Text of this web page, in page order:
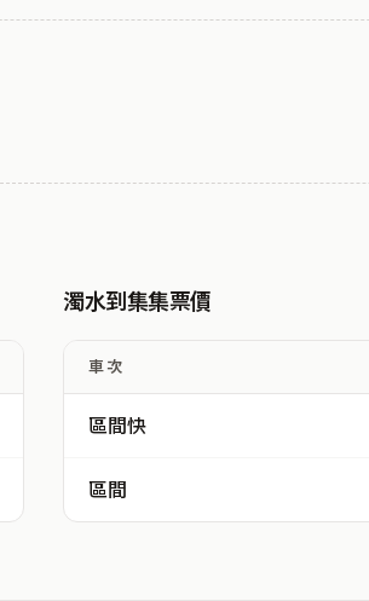
濁水到集集票價
車次
區間快
區間